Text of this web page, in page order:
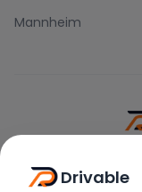
Mannheim
Drivable